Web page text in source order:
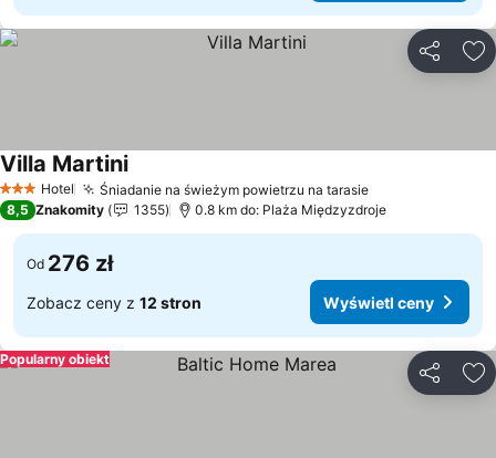
3 Kategoria
Hotel Śniadanie na świeżym powietrzu na tarasie
Villa Martini
8,5 Znakomity 1355 0.8 km do: Plaża Międzyzdroje
Od 276 zł
Zobacz ceny z 12 stron Wyświetl ceny
Popularny obiekt